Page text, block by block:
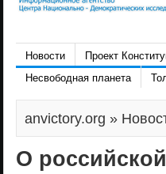
Новости Проект
Несвободная планета
anvictory.org »
О